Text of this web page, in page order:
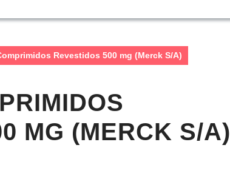
Revestidos 500 mg (Merck S/A)
MG (MERCK S/A)